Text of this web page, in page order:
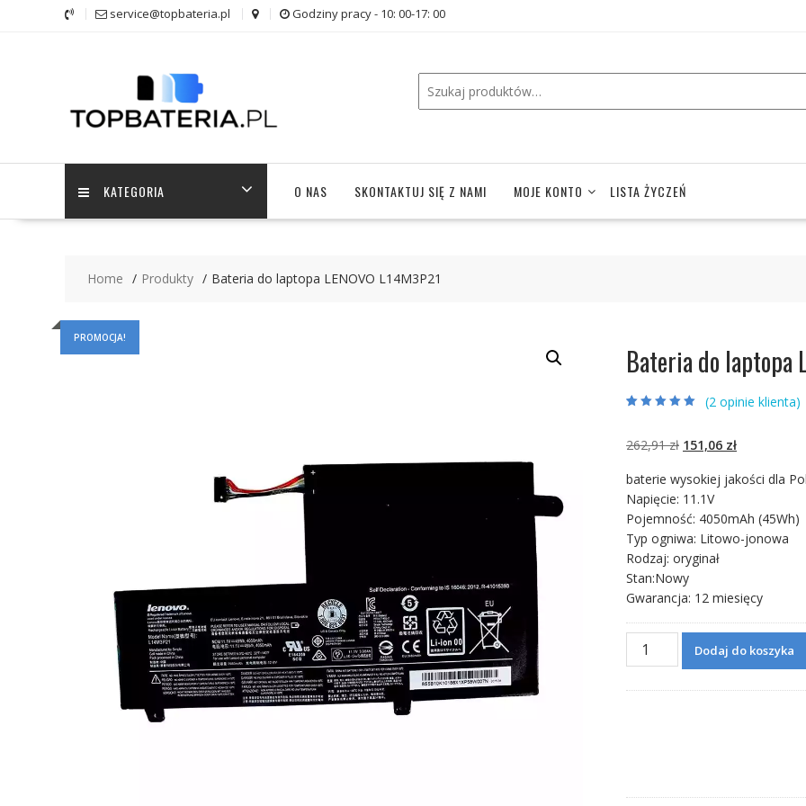
service@topbateria.pl Godziny pracy - 10: 00-17: 00
KATEGORIA O NAS SKONTAKTUJ SIĘ Z NAMI MOJE KONTO LISTA ŻYCZEŃ
Home Produkty Bateria do laptopa LENOVO L14M3P21
PROMOCJA!
Bateria do laptopa
podstawie
klientów
(2 opinie klienta)
262,91zł Pierwotna
wynosiła:
262,91 zł.
151,06 złAktualna
wynosi:
baterie wysokiej jakości dla
Napięcie: 11.1V
Pojemność: 4050mAh (45Wh)
Typ ogniwa: Litowo-jonowa
Rodzaj: oryginał
Stan:Nowy
Gwarancja: 12 miesięcy
ilość
Bateria
Dodaj do koszyka